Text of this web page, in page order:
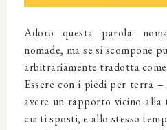
Adoro questa parola:
nomade, ma se si scompone
arbitrariamente tradotta
Essere con i piedi per terra
avere un rapporto vicino alla
cui ti sposti, e allo stesso